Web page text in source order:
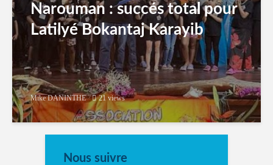
Narouman : succés total pour
Latilyé Bokantaj Karayib
Mike DANINTHE 21 views
Nous suivre